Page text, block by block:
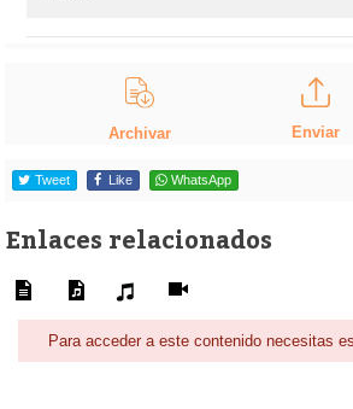
Archivar Enviar
Tweet Like WhatsApp
Enlaces relacionados
Para acceder a este contenido necesitas